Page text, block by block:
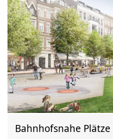
Bahnhofsnahe Plätze